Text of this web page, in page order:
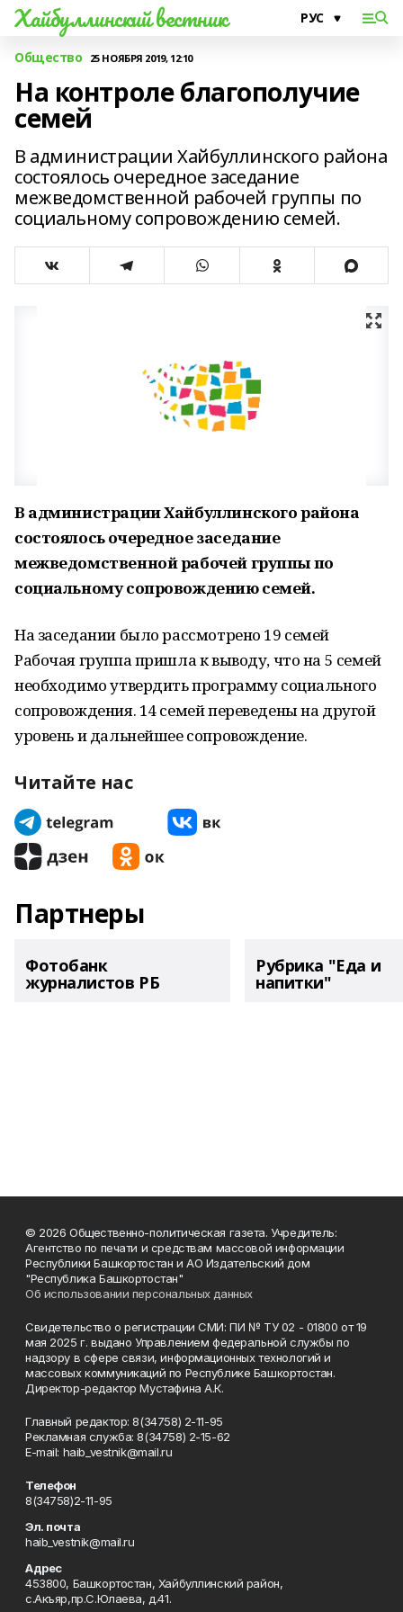
Хайбуллинский вестник
Общество 25 НОЯБРЯ 2019, 12:10
На контроле благополучие
семей
В администрации Хайбуллинского района
состоялось очередное заседание
межведомственной рабочей группы по
социальному сопровождению семей.
В администрации Хайбуллинского района
состоялось очередное заседание
межведомственной рабочей группы по
социальному сопровождению семей.
На заседании было рассмотрено 19 семей
Рабочая группа пришла к выводу, что на 5 семей
необходимо утвердить программу социального
сопровождения. 14 семей переведены на другой
уровень и дальнейшее сопровождение.
Читайте нас
Партнеры
Фотобанк
журналистов РБ
Рубрика "Еда и
напитки"
© 2026 Общественно-политическая газета. Учредитель:
Агентство по печати и средствам массовой информации
Республики Башкортостан и АО Издательский дом
"Республика Башкортостан"
Об использовании персональных данных
Свидетельство о регистрации СМИ: ПИ № ТУ 02 - 01800 от 19
мая 2025 г. выдано Управлением федеральной службы по
надзору в сфере связи, информационных технологий и
массовых коммуникаций по Республике Башкортостан.
Директор-редактор Мустафина А.К.
Главный редактор: 8(34758) 2-11-95
Рекламная служба: 8(34758) 2-15-62
Е-mаil: haib_vestnik@mail.ru
Телефон
8(34758)2-11-95
Эл. почта
haib_vestnik@mail.ru
Адрес
453800, Башкортостан, Хайбуллинский район,
с.Акъяр,пр.С.Юлаева, д.41.